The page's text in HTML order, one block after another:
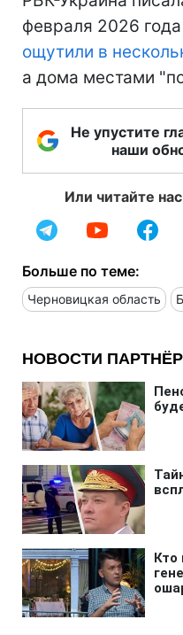
февраля 2026 года
ощутили в
а дома местами
Не упустите
наши
Или читайте
Больше по теме:
Черновицкая область